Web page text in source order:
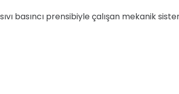
basıncı prensibiyle çalışan mekanik